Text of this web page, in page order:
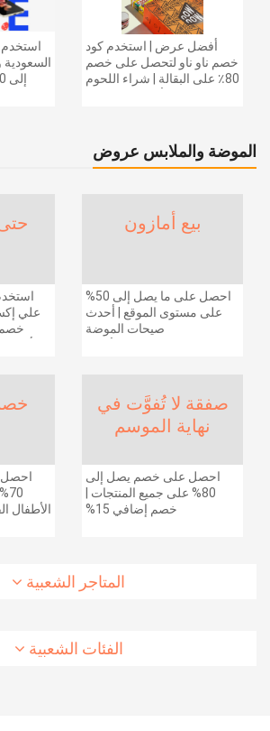
أفضل عرض | استخدم كود
خصم ناو ناو لتحصل على خصم
80٪ على البقالة | شراء اللحوم
الموضة والملابس عروض
حتى 60٪
علي
1425 ريالًا سعوديًا | شحن مج
بيع أمازون
احصل على ما يصل إلى 50%
على مستوى الموقع | أحدث
صيحات الموضة
الأطفال
صفقة لا تُفوَّت في
نهاية الموسم
احصل على خصم يصل إلى
80% على جميع المنتجات |
خصم إضافي 15%
المتاجر الشعبية
الفئات الشعبية